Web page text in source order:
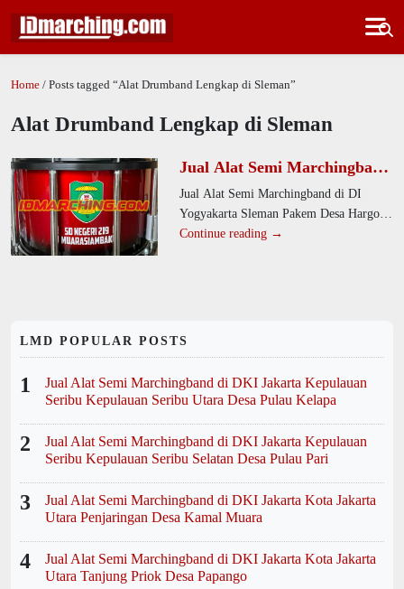
Home / Posts tagged “Alat Drumband Lengkap di Sleman”
Alat Drumband Lengkap di Sleman
Jual Alat Semi Marchingband
di DI Yogyakarta Sleman
Pakem Desa Hargo Binangun
Jual Alat Semi Marchingband di DI
Yogyakarta Sleman Pakem Desa Hargo
Binangun. Perusahaan kami
Continue reading →
LMD POPULAR POSTS
1
Jual Alat Semi Marchingband di DKI Jakarta Kepulauan
Seribu Kepulauan Seribu Utara Desa Pulau Kelapa
2
Jual Alat Semi Marchingband di DKI Jakarta Kepulauan
Seribu Kepulauan Seribu Selatan Desa Pulau Pari
3
Jual Alat Semi Marchingband di DKI Jakarta Kota Jakarta
Utara Penjaringan Desa Kamal Muara
4
Jual Alat Semi Marchingband di DKI Jakarta Kota Jakarta
Utara Tanjung Priok Desa Papango